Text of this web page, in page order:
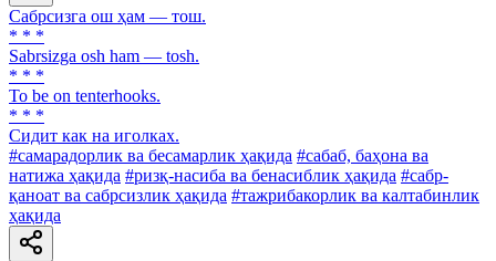
Сабрсизга ош ҳам — тош.
* * *
Sabrsizga osh ham — tosh.
* * *
To be on tenterhooks.
* * *
Сидит как на иголках.
#самарадорлик ва бесамарлик ҳақида #сабаб, баҳона ва
натижа ҳақида #ризқ-насиба ва бенасиблик ҳақида #сабр-
қаноат ва сабрсизлик ҳақида #тажрибакорлик ва калтабинлик
ҳақида